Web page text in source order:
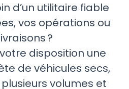
d’un utilitaire fiable
vos opérations ou
?
disposition une
de véhicules secs,
volumes et